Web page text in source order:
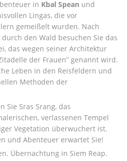
in Kbal Spean und
Lingas, die vor
gemeißelt wurden. Nach
den Wald besuchen Sie das
das wegen seiner Architektur
der Frauen” genannt wird.
Leben in den Reisfeldern und
Methoden der
Sie Sras Srang, das
verlassenen Tempel
Vegetation überwuchert ist.
und Abenteuer erwartet Sie!
Übernachtung in Siem Reap.